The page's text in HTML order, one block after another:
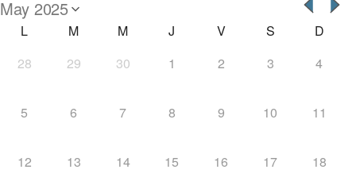
L M M J V S
D
28
29 30 1 2 3 4
5 6 7 8 9 10 11
12 13 14 15 16 17 18